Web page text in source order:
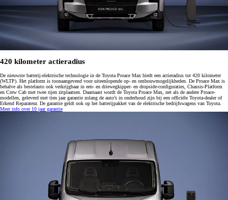
420 kilometer actieradius
De nieuwste batterij-elektrische technologie in de Toyota Proace Max biedt een actieradius tot 420 kilometer
(WLTP). Het platform is toonaangevend voor uiteenlopende op- en ombouwmogelijkheden. De Proace Max is
behalve als bestelauto ook verkrijgbaar in een- en driewegkipper- en dropside-configuraties, Chassis-Platform
en Crew Cab met twee rijen zitplaatsen. Daarnaast wordt de Toyota Proace Max, net als de andere Proace-
modellen, geleverd met tien jaar garantie zolang de auto’s in onderhoud zijn bij een officiële Toyota-dealer of
Erkend Reparateur. De garantie geldt ook op het batterijpakket van de elektrische bedrijfswagens van Toyota.
Meer info over 10 jaar garantie